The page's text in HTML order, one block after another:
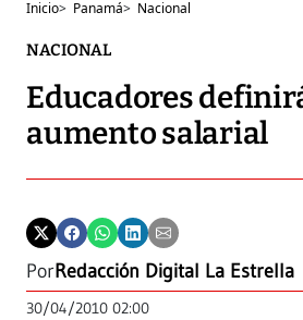
Inicio> Panamá> Nacional
NACIONAL
Educadores
aumento salarial
PorRedacción Digital La Estrella
30/04/2010 02:00